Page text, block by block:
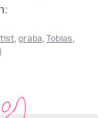
graba Tobias